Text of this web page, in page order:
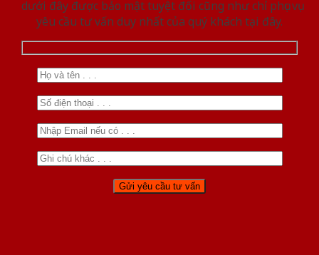
dưới đây được bảo mật tuyệt đối cũng như chỉ phục vụ
yêu cầu tư vấn duy nhất của quý khách tại đây.